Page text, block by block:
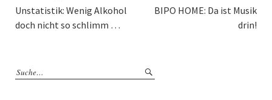
Unstatistik: Wenig Alkohol
doch nicht so schlimm …
BIPO HOME: Da ist Musik
drin!